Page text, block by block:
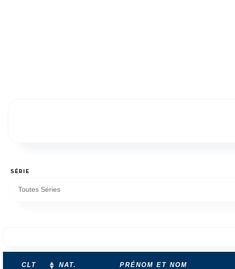
SÉRIE
Toutes Séries
CLT NAT. PRÉNOM ET NOM